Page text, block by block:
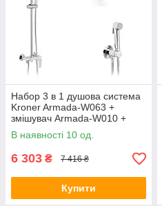
Набор 3 в 1 душова система
Kroner Armada-W063 +
змішувач Armada-W010 +
змішувач Bidet-C082
В наявності 10 од.
6 303 ₴ 7 416 ₴
Купити